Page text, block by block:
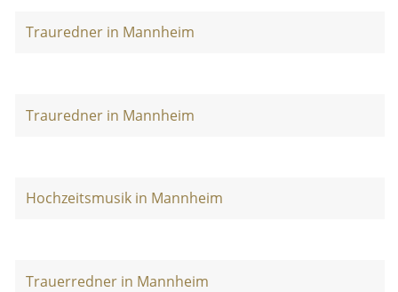
Trauredner in Mannheim
Trauredner in Mannheim
Hochzeitsmusik in Mannheim
Trauerredner in Mannheim